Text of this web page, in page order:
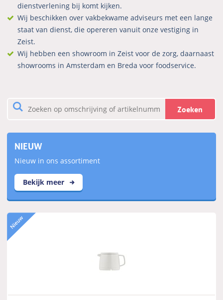
dienstverlening bij komt kijken.
Wij beschikken over vakbekwame adviseurs met een lange
staat van dienst, die opereren vanuit onze vestiging in
Zeist.
Wij hebben een showroom in Zeist voor de zorg, daarnaast
showrooms in Amsterdam en Breda voor foodservice.
Zoeken
NIEUW
Nieuw in ons assortiment
Bekijk meer